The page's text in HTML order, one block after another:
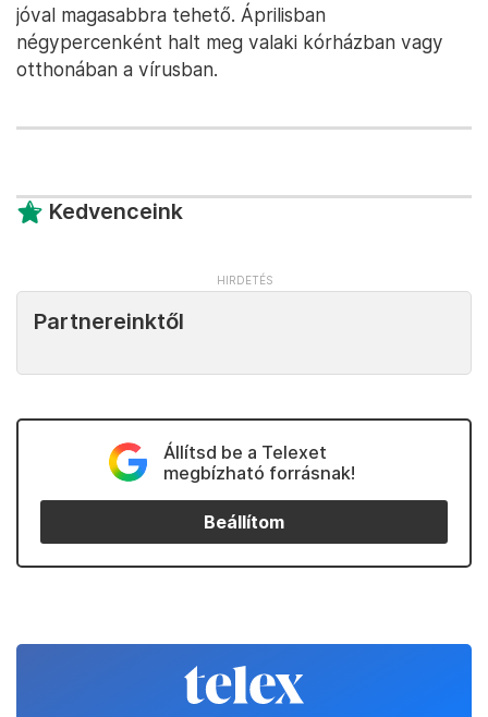
jóval magasabbra tehető. Áprilisban
négypercenként halt meg valaki kórházban vagy
otthonában a vírusban.
Kedvenceink
Partnereinktől
Állítsd be a Telexet
megbízható forrásnak!
Beállítom